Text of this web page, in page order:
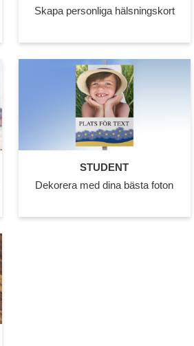
Skapa personliga hälsningskort
STUDENT
Dekorera med dina bästa foton